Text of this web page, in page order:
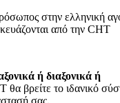
στην ελληνική
από την CHT
ή διαξονικά ή
θα βρείτε το ιδανικό
σας.